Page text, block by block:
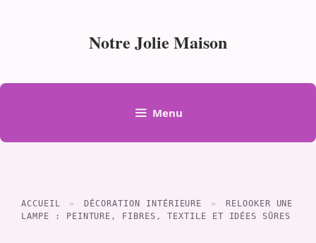
Notre Jolie Maison
Menu
ACCUEIL » DÉCORATION INTÉRIEURE »
RELOOKER UNE
LAMPE : PEINTURE, FIBRES, TEXTILE ET IDÉES SÛRES